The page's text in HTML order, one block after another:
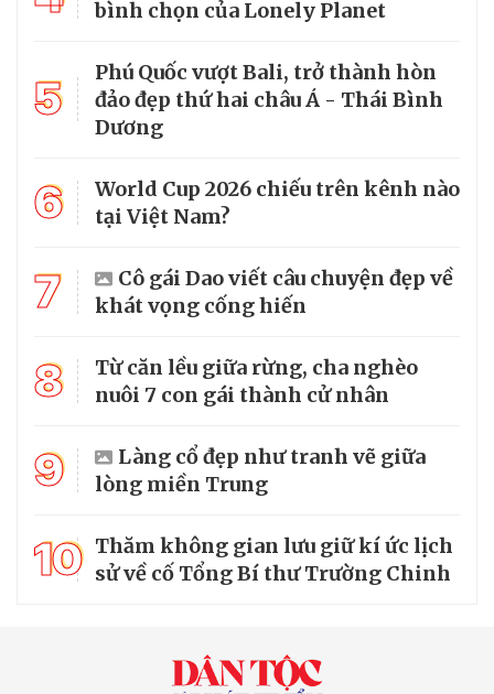
bình chọn của Lonely Planet
5
Phú Quốc vượt Bali, trở thành hòn
đảo đẹp thứ hai châu Á - Thái Bình
Dương
6
World Cup 2026 chiếu trên kênh nào
tại Việt Nam?
7
Cô gái Dao viết câu chuyện đẹp về
khát vọng cống hiến
8
Từ căn lều giữa rừng, cha nghèo
nuôi 7 con gái thành cử nhân
9
Làng cổ đẹp như tranh vẽ giữa
lòng miền Trung
10 Thăm không gian lưu giữ kí ức lịch
sử về cố Tổng Bí thư Trường Chinh